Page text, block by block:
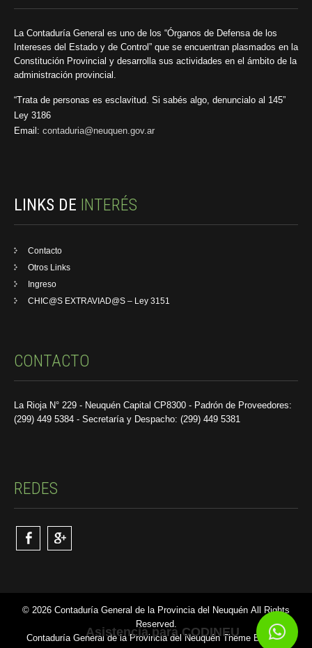
La Contaduría General es uno de los “Órganos de Defensa de los
Intereses del Estado y de Control” que se encuentran plasmados en la
Constitución Provincial y desarrolla sus actividades en el ámbito de la
administración provincial.
“Trata de personas es esclavitud. Si sabés algo, denuncialo al 145”
Ley 3186
Email: contaduria@neuquen.gov.ar
LINKS DE INTERÉS
Contacto
Otros Links
Ingreso
CHIC@S EXTRAVIAD@S – Ley 3151
CONTACTO
La Rioja N° 229 - Neuquén Capital CP8300 - Padrón de Proveedores:
(299) 449 5384 - Secretaría y Despacho: (299) 449 5381
REDES
© 2026 Contaduría General de la Provincia del Neuquén All Rights
Reserved.
Contaduría General de la Provincia del Neuquén Theme By SKT
Asistencia para CODINEU